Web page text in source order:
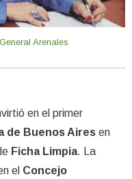
Arenales.
en el primer
de Buenos Aires en
Ficha Limpia. La
el Concejo